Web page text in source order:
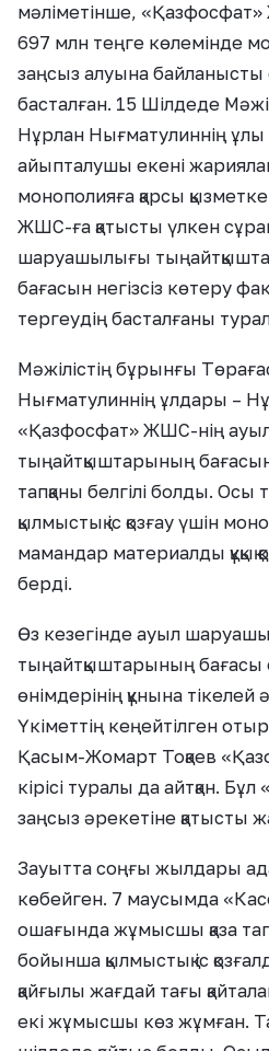
мәліметінше,
697 млн теңге көлемінде
заңсыз алуына байланысты
басталған. 15 Шілдеде
Нұрлан Нығматулиннің ұлы
айыпталушы екені
монополияға қарсы
ЖШС-ға қатысты үлкен
шаруашылығы
бағасын негізсіз көтеру
тергеудің басталғаны
Мәжілістің бұрынғы
Нығматулиннің ұлдары –
«Қазфосфат» ЖШС-нің
тыңайтқыштарының
тапқаны белгілі болды.
қылмыстық іс қозғау үшін
мамандар материалды құқық
берді.
Өз кезегінде ауыл
тыңайтқыштарының бағасы
өнімдерінің құнына
Үкіметтің кеңейтілген
Қасым-Жомарт Тоқаев
кірісі туралы да айтқан.
заңсыз әрекетіне қатысты
Зауытта соңғы жылдары
көбейген. 7 маусымда
ошағында жұмысшы қаза
бойынша қылмыстық іс
қайғылы жағдай тағы
екі жұмысшы көз жұмған.